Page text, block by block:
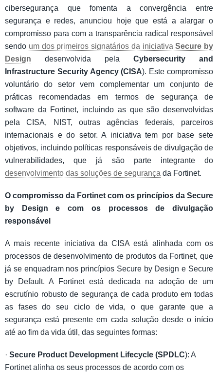
cibersegurança que fomenta a convergência entre
segurança e redes, anunciou hoje que está a alargar o
compromisso para com a transparência radical responsável
sendo um dos primeiros signatários da iniciativaSecure by
Design desenvolvida pela Cybersecurity and
Infrastructure Security Agency (CISA). Este compromisso
voluntário do setor vem complementar um conjunto de
práticas recomendadas em termos de segurança de
software da Fortinet, incluindo as que são desenvolvidas
pela CISA, NIST, outras agências federais, parceiros
internacionais e do setor. A iniciativa tem por base sete
objetivos, incluindo políticas responsáveis de divulgação de
vulnerabilidades, que já são parte integrante do
desenvolvimento das soluções de segurança da Fortinet.
O compromisso da Fortinet com os princípios da Secure
by Design e com os processos de divulgação
responsável
A mais recente iniciativa da CISA está alinhada com os
processos de desenvolvimento de produtos da Fortinet, que
já se enquadram nos princípios Secure by Design e Secure
by Default. A Fortinet está dedicada na adoção de um
escrutínio robusto de segurança de cada produto em todas
as fases do seu ciclo de vida, o que garante que a
segurança está presente em cada solução desde o início
até ao fim da vida útil, das seguintes formas:
· Secure Product Development Lifecycle (SPDLC): A
Fortinet alinha os seus processos de acordo com os